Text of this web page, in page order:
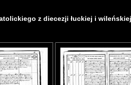
z diecezji łuckiej i